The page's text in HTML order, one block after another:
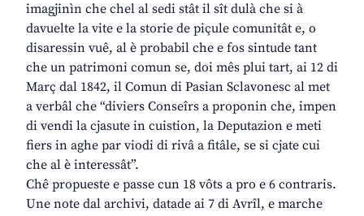
imagjinìn che chel al sedi stât il sît dulà che si à
davuelte la vite e la storie de piçule comunitât e, o
disaressin vuê, al è probabil che e fos sintude tant
che un patrimoni comun se, doi mês plui tart, ai 12 di
Març dal 1842, il Comun di Pasian Sclavonesc al met
a verbâl che “diviers Conseîrs a proponin che, impen
di vendi la cjasute in cuistion, la Deputazion e meti
fiers in aghe par viodi di rivâ a fitâle, se si cjate cui
che al è interessât”.
Chê propueste e passe cun 18 vôts a pro e 6 contraris.
Une note dal archivi, datade ai 7 di Avrîl, e marche